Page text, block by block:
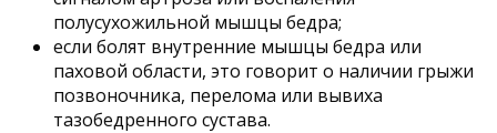
полусухожильной мышцы бедра;
если болят внутренние мышцы бедра или
паховой области, это говорит о наличии грыжи
позвоночника, перелома или вывиха
тазобедренного сустава.